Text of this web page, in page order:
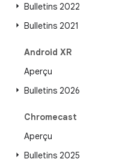
Bulletins 2022
Bulletins 2021
Android XR
Aperçu
Bulletins 2026
Chromecast
Aperçu
Bulletins 2025